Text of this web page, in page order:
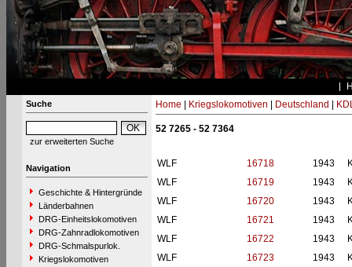
Suche
zur erweiterten Suche
Navigation
Geschichte & Hintergründe
Länderbahnen
DRG-Einheitslokomotiven
DRG-Zahnradlokomotiven
DRG-Schmalspurlok.
Kriegslokomotiven
Home Kriegslokomotiven Deutschland
52 7265 - 52 7364
WLF 16718 1943
WLF
16719 1943
WLF
16720 1943
WLF
16721 1943
WLF
16722 1943
WLF
16723 1943